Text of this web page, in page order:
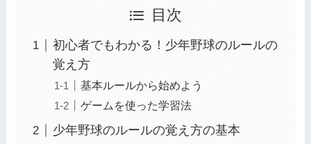
目次
初心者でもわかる！少年野球のルールの
覚え方
基本ルールから始めよう
ゲームを使った学習法
少年野球のルールの覚え方の基本